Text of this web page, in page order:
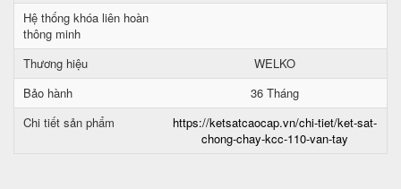
Hệ thống khóa liên hoàn
thông minh
Thương hiệu
WELKO
Bảo hành
36 Tháng
Chi tiết sản phẩm
https://ketsatcaocap.vn/chi-tiet/ket-sat-
chong-chay-kcc-110-van-tay